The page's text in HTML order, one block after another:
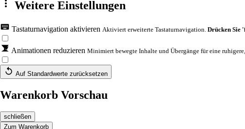
Weitere Einstellungen
Tastaturnavigation aktivieren Aktiviert erweiterte Tastaturnavigation. Drücken Sie
Animationen reduzieren Minimiert bewegte Inhalte und Übergänge für eine
Auf Standardwerte zurücksetzen
Warenkorb Vorschau
schließen
Zum Warenkorb